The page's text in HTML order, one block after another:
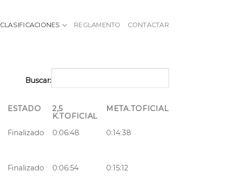
CLASIFICACIONES REGLAMENTO CONTACTAR
Buscar:
ESTADO
2,5
K.TOFICIAL
META.TOFICIAL
Finalizado 0:06:48 0:14:38
Finalizado 0:06:54 0:15:12